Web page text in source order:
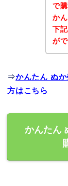
で
か
下
が
⇒かんたん ぬ
方はこちら
かんたん